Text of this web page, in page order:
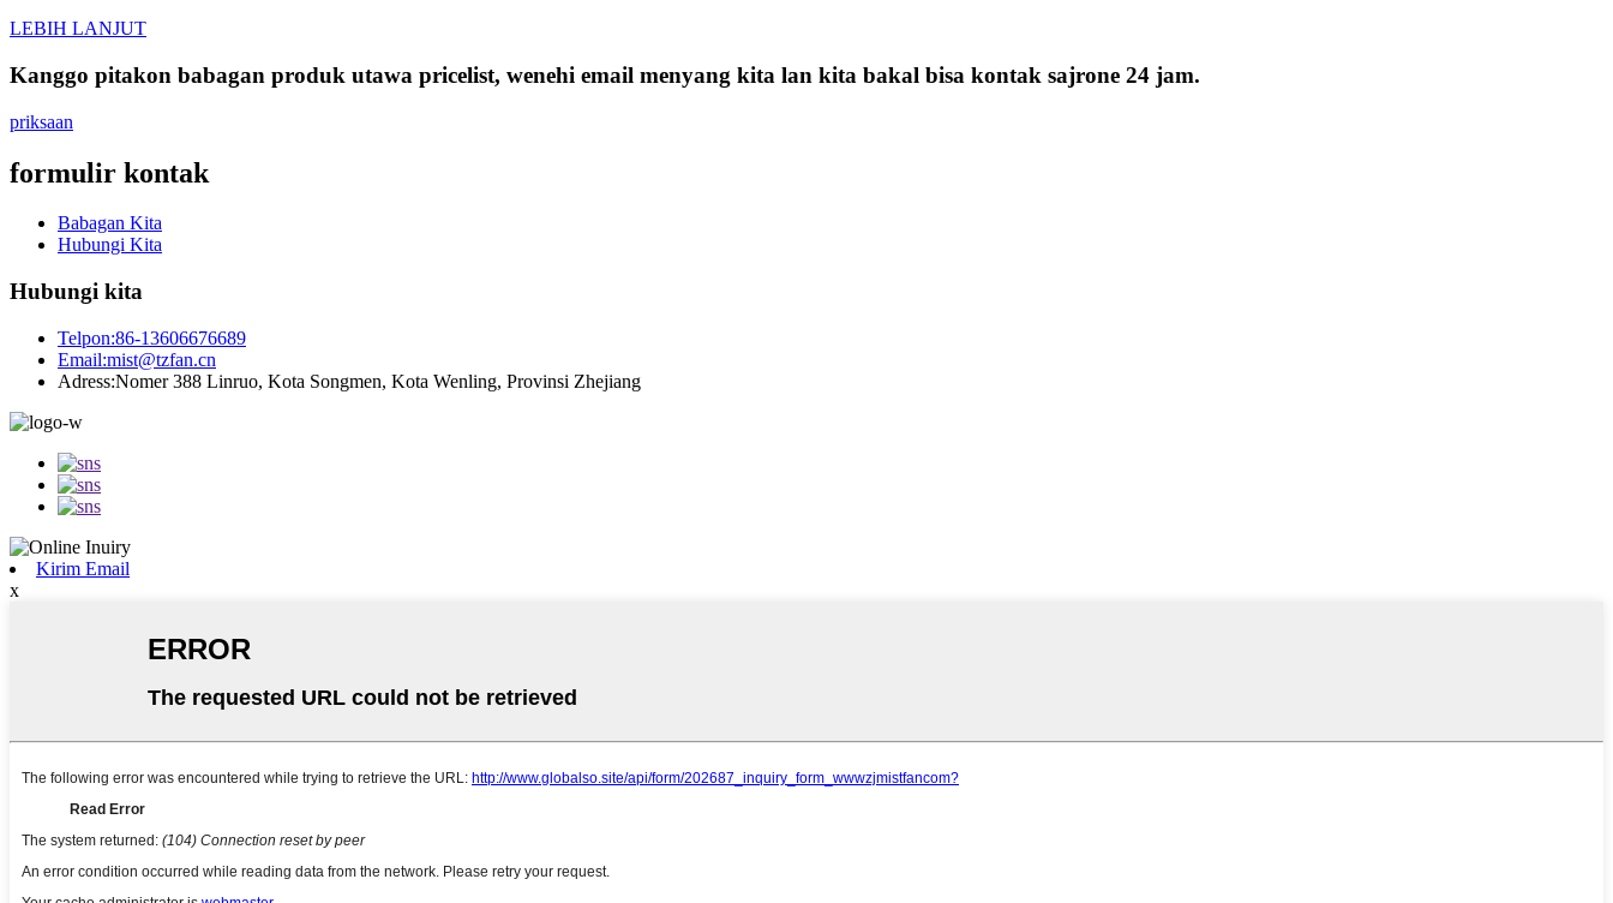
LEBIH LANJUT
Kanggo pitakon babagan produk utawa pricelist, wenehi email menyang kita lan kita bakal bisa kontak sajrone 24 jam.
priksaan
formulir kontak
Babagan Kita
Hubungi Kita
Hubungi kita
Telpon:86-13606676689
Email:mist@tzfan.cn
Adress:Nomer 388 Linruo, Kota Songmen, Kota Wenling, Provinsi Zhejiang
Kirim Email
x